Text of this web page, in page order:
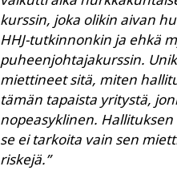
kurssin, joka olikin aivan
HHJ-tutkinnonkin ja ehkä
puheenjohtajakurssin.
miettineet sitä, miten
tämän tapaista yritystä,
nopeasyklinen.
se ei tarkoita vain sen
riskejä.”